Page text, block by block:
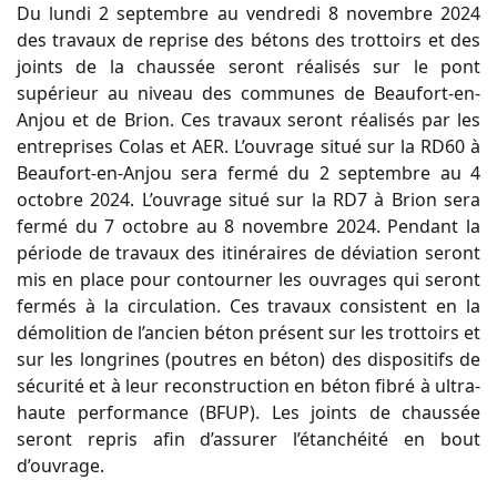
Du lundi 2 septembre au vendredi 8 novembre 2024
des travaux de reprise des bétons des trottoirs et des
joints de la chaussée seront réalisés sur le pont
supérieur au niveau des communes de Beaufort-en-
Anjou et de Brion. Ces travaux seront réalisés par les
entreprises Colas et AER. L’ouvrage situé sur la RD60 à
Beaufort-en-Anjou sera fermé du 2 septembre au 4
octobre 2024. L’ouvrage situé sur la RD7 à Brion sera
fermé du 7 octobre au 8 novembre 2024. Pendant la
période de travaux des itinéraires de déviation seront
mis en place pour contourner les ouvrages qui seront
fermés à la circulation. Ces travaux consistent en la
démolition de l’ancien béton présent sur les trottoirs et
sur les longrines (poutres en béton) des dispositifs de
sécurité et à leur reconstruction en béton fibré à ultra-
haute performance (BFUP). Les joints de chaussée
seront repris afin d’assurer l’étanchéité en bout
d’ouvrage.